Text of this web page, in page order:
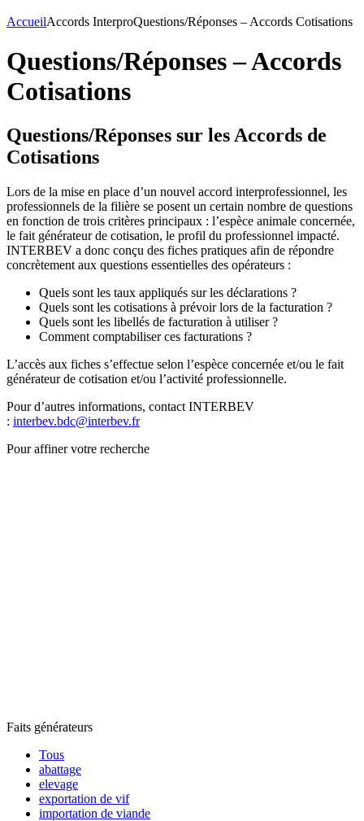
AccueilAccords InterproQuestions/Réponses – Accords Cotisations
Questions/Réponses – Accords
Cotisations
Questions/Réponses sur les Accords de
Cotisations
Lors de la mise en place d’un nouvel accord interprofessionnel, les
professionnels de la filière se posent un certain nombre de questions
en fonction de trois critères principaux : l’espèce animale concernée,
le fait générateur de cotisation, le profil du professionnel impacté.
INTERBEV a donc conçu des fiches pratiques afin de répondre
concrètement aux questions essentielles des opérateurs :
Quels sont les taux appliqués sur les déclarations ?
Quels sont les cotisations à prévoir lors de la facturation ?
Quels sont les libellés de facturation à utiliser ?
Comment comptabiliser ces facturations ?
L’accès aux fiches s’effectue selon l’espèce concernée et/ou le fait
générateur de cotisation et/ou l’activité professionnelle.
Pour d’autres informations, contact INTERBEV
: interbev.bdc@interbev.fr
Pour affiner votre recherche
Faits générateurs
Tous
abattage
elevage
exportation de vif
importation de viande